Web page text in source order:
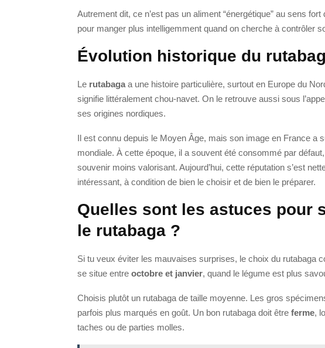
Autrement dit, ce n’est pas un aliment “énergétique” au sens
pour manger plus intelligemment quand on cherche à contrôler
Évolution historique du
Le rutabaga a une histoire particulière, surtout en Europe du
signifie littéralement chou-navet. On le retrouve aussi sous
ses origines nordiques.
Il est connu depuis le Moyen Âge, mais son image en France a
mondiale. À cette époque, il a souvent été consommé par
souvenir moins valorisant. Aujourd’hui, cette réputation s’est
intéressant, à condition de bien le choisir et de bien le préparer.
Quelles sont les astuces pour
le rutabaga ?
Si tu veux éviter les mauvaises surprises, le choix du rutabaga
se situe entre octobre et janvier, quand le légume est plus
Choisis plutôt un rutabaga de taille moyenne. Les gros
parfois plus marqués en goût. Un bon rutabaga doit être ferme,
taches ou de parties molles.